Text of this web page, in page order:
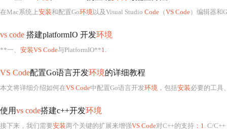
在Mac系统上安装和配置Go环境以及Visual Studio Code （VS Code）编辑器和
vs code 搭建platformIO 开发环境
**一、 安装VS Code与PlatformIO**1.
VS Code配置Go语言开发环境的详细教程
本文将详细介绍如何在VS Code中配置Go语言开发环境 ，包括安装必要的工具、扩展
使用vs code搭建c++开发环境
接下来，我们需要安装两个关键的扩展来增强VS Code对C++的支持 ：1. C/C++